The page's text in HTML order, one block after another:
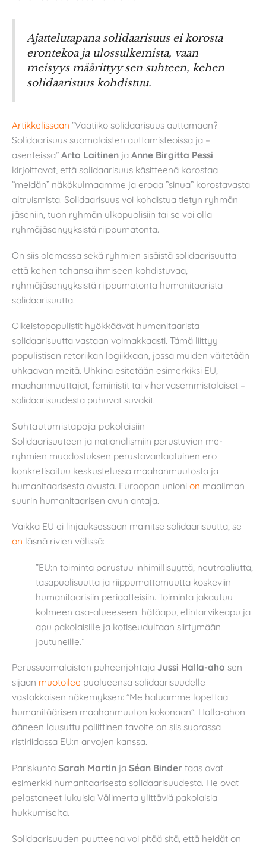
Ajattelutapana solidaarisuus ei korosta
erontekoa ja ulossulkemista, vaan
meisyys määrittyy sen suhteen, kehen
solidaarisuus kohdistuu.
Artikkelissaan ”Vaatiiko solidaarisuus auttamaan?
Solidaarisuus suomalaisten auttamisteoissa ja –
asenteissa” Arto Laitinen ja Anne Birgitta Pessi
kirjoittavat, että solidaarisuus käsitteenä korostaa
”meidän” näkökulmaamme ja eroaa ”sinua” korostavasta
altruismista. Solidaarisuus voi kohdistua tietyn ryhmän
jäseniin, tuon ryhmän ulkopuolisiin tai se voi olla
ryhmäjäsenyyksistä riippumatonta.
On siis olemassa sekä ryhmien sisäistä solidaarisuutta
että kehen tahansa ihmiseen kohdistuvaa,
ryhmäjäsenyyksistä riippumatonta humanitaarista
solidaarisuutta.
Oikeistopopulistit hyökkäävät humanitaarista
solidaarisuutta vastaan voimakkaasti. Tämä liittyy
populistisen retoriikan logiikkaan, jossa muiden väitetään
uhkaavan meitä. Uhkina esitetään esimerkiksi EU,
maahanmuuttajat, feministit tai vihervasemmistolaiset –
solidaarisuudesta puhuvat suvakit.
Suhtautumistapoja pakolaisiin
Solidaarisuuteen ja nationalismiin perustuvien me-
ryhmien muodostuksen perustavanlaatuinen ero
konkretisoituu keskustelussa maahanmuutosta ja
humanitaarisesta avusta. Euroopan unioni on maailman
suurin humanitaarisen avun antaja.
Vaikka EU ei linjauksessaan mainitse solidaarisuutta, se
on läsnä rivien välissä:
”EU:n toiminta perustuu inhimillisyyttä, neutraaliutta,
tasapuolisuutta ja riippumattomuutta koskeviin
humanitaarisiin periaatteisiin. Toiminta jakautuu
kolmeen osa-alueeseen: hätäapu, elintarvikeapu ja
apu pakolaisille ja kotiseudultaan siirtymään
joutuneille.”
Perussuomalaisten puheenjohtaja Jussi Halla-aho sen
sijaan muotoilee puolueensa solidaarisuudelle
vastakkaisen näkemyksen: ”Me haluamme lopettaa
humanitäärisen maahanmuuton kokonaan”. Halla-ahon
ääneen lausuttu poliittinen tavoite on siis suorassa
ristiriidassa EU:n arvojen kanssa.
Pariskunta Sarah Martin ja Séan Binder taas ovat
esimerkki humanitaarisesta solidaarisuudesta. He ovat
pelastaneet lukuisia Välimerta ylittäviä pakolaisia
hukkumiselta.
Solidaarisuuden puutteena voi pitää sitä, että heidät on